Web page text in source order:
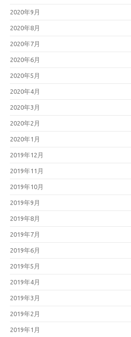
2020年9月
2020年8月
2020年7月
2020年6月
2020年5月
2020年4月
2020年3月
2020年2月
2020年1月
2019年12月
2019年11月
2019年10月
2019年9月
2019年8月
2019年7月
2019年6月
2019年5月
2019年4月
2019年3月
2019年2月
2019年1月